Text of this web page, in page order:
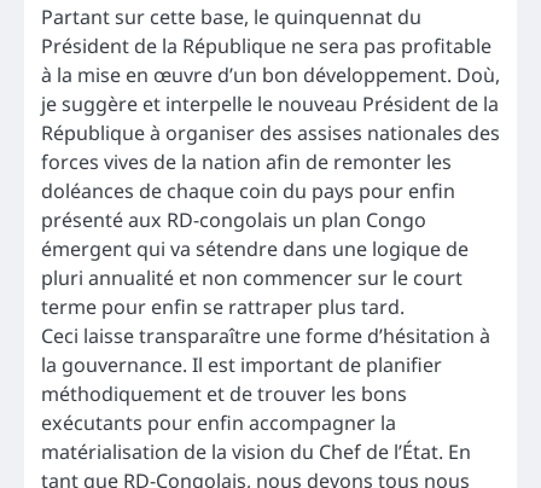
Partant sur cette base, le quinquennat du
Président de la République ne sera pas profitable
à la mise en œuvre d’un bon développement. Doù,
je suggère et interpelle le nouveau Président de la
République à organiser des assises nationales des
forces vives de la nation afin de remonter les
doléances de chaque coin du pays pour enfin
présenté aux RD-congolais un plan Congo
émergent qui va sétendre dans une logique de
pluri annualité et non commencer sur le court
terme pour enfin se rattraper plus tard.
Ceci laisse transparaître une forme d’hésitation à
la gouvernance. Il est important de planifier
méthodiquement et de trouver les bons
exécutants pour enfin accompagner la
matérialisation de la vision du Chef de l’État. En
tant que RD-Congolais, nous devons tous nous